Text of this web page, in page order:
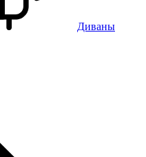
Диваны